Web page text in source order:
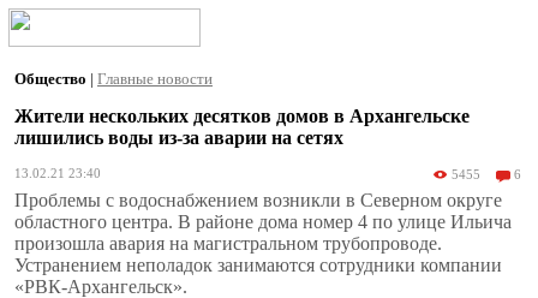
Общество | Главные новости
Жители нескольких десятков домов в Архангельске
лишились воды из-за аварии на сетях
13.02.21 23:40 5455 6
Проблемы с водоснабжением возникли в Северном округе
областного центра. В районе дома номер 4 по улице Ильича
произошла авария на магистральном трубопроводе.
Устранением неполадок занимаются сотрудники компании
«РВК-Архангельск».